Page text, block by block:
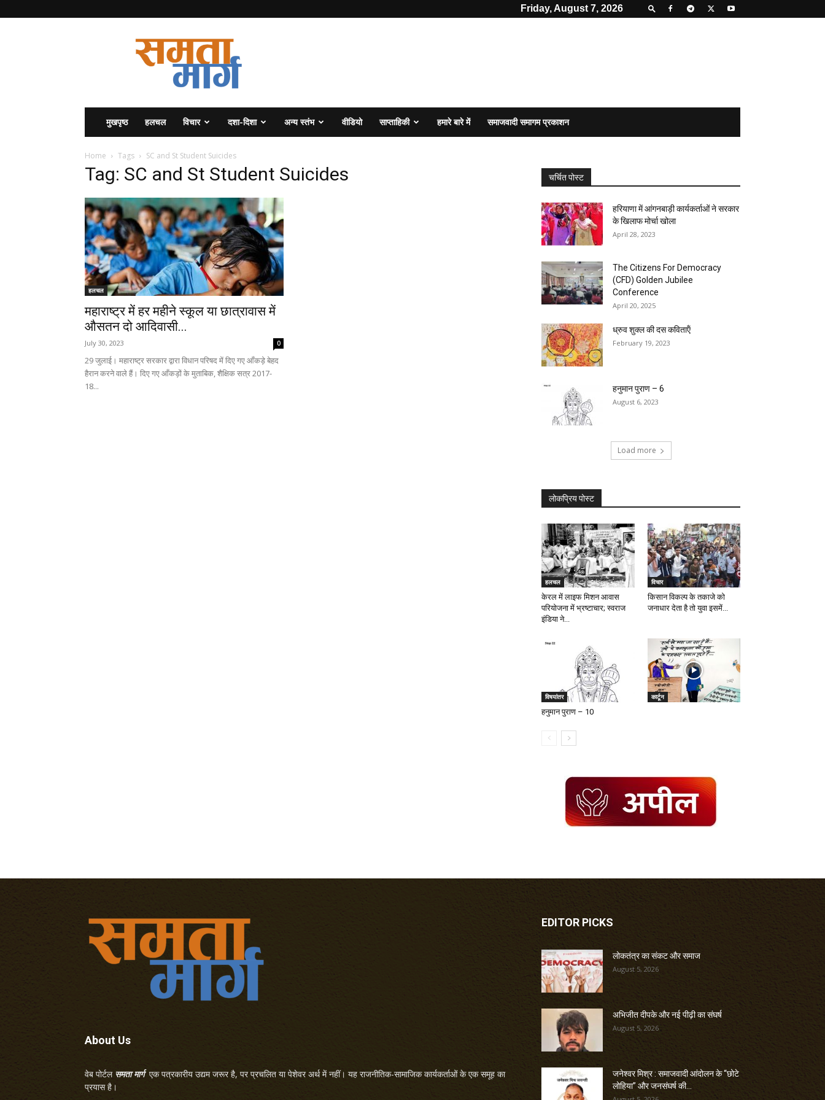
Friday, August 7, 2026
मुखपृष्ठ हलचल विचार दशा-दिशा अन्य स्तंभ वीडियो साप्ताहिकी हमारे बारे में समाजवादी समागम प्रकाशन
Home Tags SC and St Student Suicides
Tag: SC and St Student Suicides
हलचल
महाराष्ट्र में हर महीने स्कूल या छात्रावास में
औसतन दो आदिवासी...
July 30, 2023 0
29 जुलाई। महाराष्ट्र सरकार द्वारा विधान परिषद में दिए गए आँकड़े बेहद
हैरान करने वाले हैं। दिए गए आँकड़ों के मुताबिक, शैक्षिक सत्र 2017-
18...
चर्चित पोस्ट
हरियाणा में आंगनबाड़ी कार्यकर्ताओं ने सरकार
के खिलाफ मोर्चा खोला
April 28, 2023
The Citizens For Democracy
(CFD) Golden Jubilee
Conference
April 20, 2025
ध्रुव शुक्ल की दस कविताऍं
February 19, 2023
हनुमान पुराण – 6
August 6, 2023
Load more
लोकप्रिय पोस्ट
हलचल
केरल में लाइफ मिशन आवास
परियोजना में भ्रष्टाचार; स्वराज
इंडिया ने...
विचार
किसान विकल्प के तकाजे को
जनाधार देता है तो युवा इसमें...
विषयांतर
हनुमान पुराण – 10
कार्टून
About Us
वेब पोर्टल समता मार्गएक पत्रकारीय उद्यम जरूर है, पर प्रचलित या पेशेवर अर्थ में नहीं। यह राजनीतिक-सामाजिक कार्यकर्ताओं के एक समूह का
प्रयास है।
EDITOR PICKS
लोकतंत्र का संकट और समाज
August 5, 2026
अभिजीत दीपके और नई पीढ़ी का संघर्ष
August 5, 2026
जनेश्वर मिश्र : समाजवादी आंदोलन के “छोटे
लोहिया” और जनसंघर्ष की...